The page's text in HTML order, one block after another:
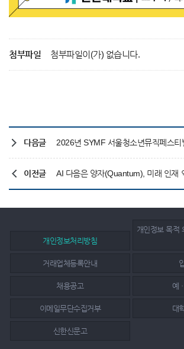
첨부파일 첨부파일이(가) 없습니다.
다음글
이전글
개인정보처리방침
개인정보 목적
거래업체등록안내
채용공고 예
이메일무단수집거부 대
신한신문고